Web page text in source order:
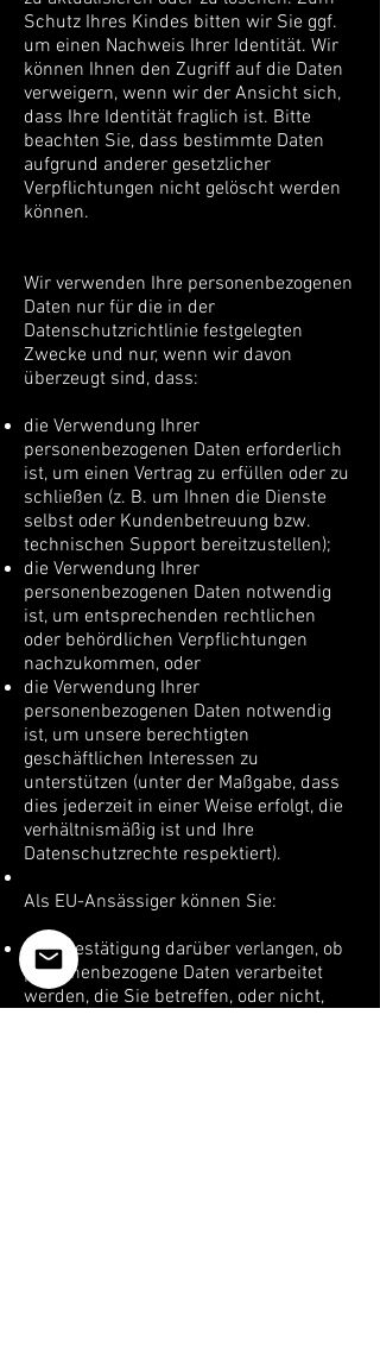
Schutz Ihres Kindes bitten wir Sie ggf.
um einen Nachweis Ihrer Identität. Wir
können Ihnen den Zugriff auf die Daten
verweigern, wenn wir der Ansicht sich,
dass Ihre Identität fraglich ist. Bitte
beachten Sie, dass bestimmte Daten
aufgrund anderer gesetzlicher
Verpflichtungen nicht gelöscht werden
können.
Wir verwenden Ihre personenbezogenen
Daten nur für die in der
Datenschutzrichtlinie festgelegten
Zwecke und nur, wenn wir davon
überzeugt sind, dass:
die Verwendung Ihrer
personenbezogenen Daten erforderlich
ist, um einen Vertrag zu erfüllen oder zu
schließen (z. B. um Ihnen die Dienste
selbst oder Kundenbetreuung bzw.
technischen Support bereitzustellen);
die Verwendung Ihrer
personenbezogenen Daten notwendig
ist, um entsprechenden rechtlichen
oder behördlichen Verpflichtungen
nachzukommen, oder
die Verwendung Ihrer
personenbezogenen Daten notwendig
ist, um unsere berechtigten
geschäftlichen Interessen zu
unterstützen (unter der Maßgabe, dass
dies jederzeit in einer Weise erfolgt, die
verhältnismäßig ist und Ihre
Datenschutzrechte respektiert).
Als EU-Ansässiger können Sie:
eine Bestätigung darüber verlangen, ob
personenbezogene Daten verarbeitet
werden, die Sie betreffen, oder nicht,